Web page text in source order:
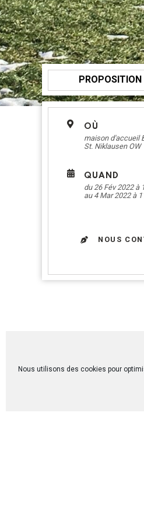
Nous utilisons des cookies pour
PROPOSITION
OÙ
maison d'accueil
St. Niklausen OW
QUAND
du 26 Fév 2022 à
au 4 Mar 2022 à
NOUS